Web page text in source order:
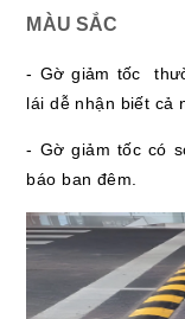
MÀU SẮC
- Gờ giảm tốc
lái dễ nhận biết cả
- Gờ giảm tốc có
báo ban đêm.